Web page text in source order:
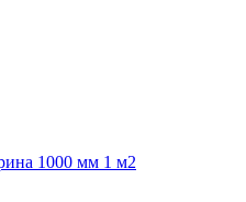
1000 мм 1 м2